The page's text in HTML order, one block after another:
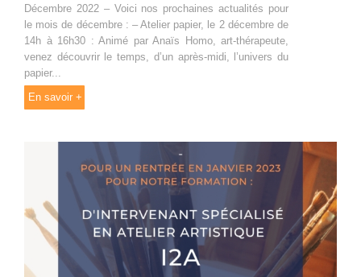
Décembre 2022 – Voici nos prochaines actualités pour
le mois de décembre : – Atelier papier, le 2 décembre de
14h à 16h30 : Animé par Anaïs Homo, art-thérapeute,
venez découvrir le temps, d’un après-midi, l’univers du
papier...
En savoir +